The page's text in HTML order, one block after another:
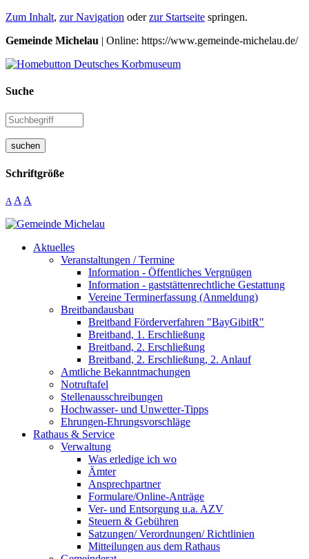
Zum Inhalt, zur Navigation oderzur Startseite springen.
Gemeinde Michelau | Online: https://www.gemeinde-michelau.de/
Suche
suchen
Schriftgröße
A A A
Aktuelles
Veranstaltungen / Termine
Information - Öffentliches Vergnügen
Information - gaststättenrechtliche Gestattung
Vereine Terminerfassung (Anmeldung)
Breitbandausbau
Breitband Förderverfahren "BayGibitR"
Breitband, 1. Erschließung
Breitband, 2. Erschließung
Breitband, 2. Erschließung, 2. Anlauf
Amtliche Bekanntmachungen
Notruftafel
Stellenausschreibungen
Hochwasser- und Unwetter-Tipps
Ehrungen-Ehrungsvorschläge
Rathaus & Service
Verwaltung
Was erledige ich wo
Ämter
Ansprechpartner
Formulare/Online-Anträge
Ver- und Entsorgung u.a. AZV
Steuern & Gebühren
Satzungen/ Verordnungen/ Richtlinien
Mitteilungen aus dem Rathaus